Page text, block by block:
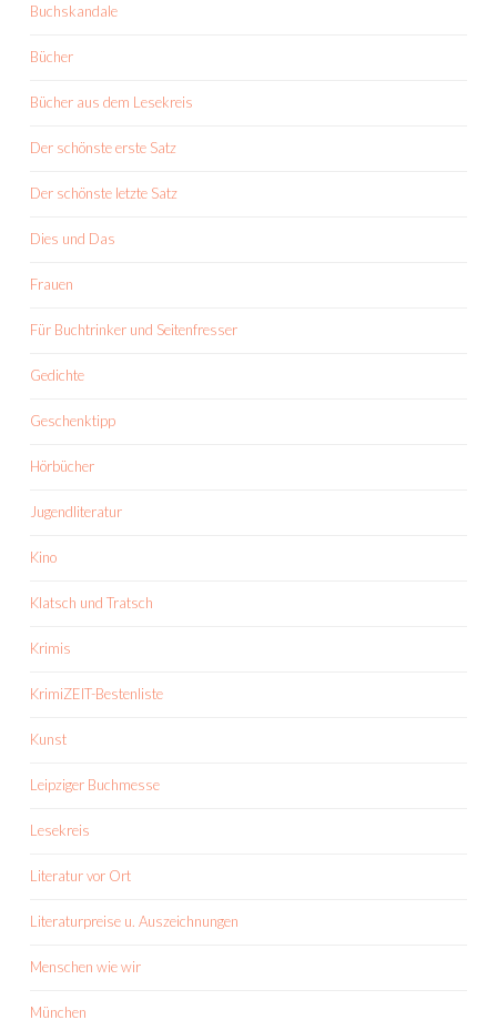
Buchskandale
Bücher
Bücher aus dem Lesekreis
Der schönste erste Satz
Der schönste letzte Satz
Dies und Das
Frauen
Für Buchtrinker und Seitenfresser
Gedichte
Geschenktipp
Hörbücher
Jugendliteratur
Kino
Klatsch und Tratsch
Krimis
KrimiZEIT-Bestenliste
Kunst
Leipziger Buchmesse
Lesekreis
Literatur vor Ort
Literaturpreise u. Auszeichnungen
Menschen wie wir
München